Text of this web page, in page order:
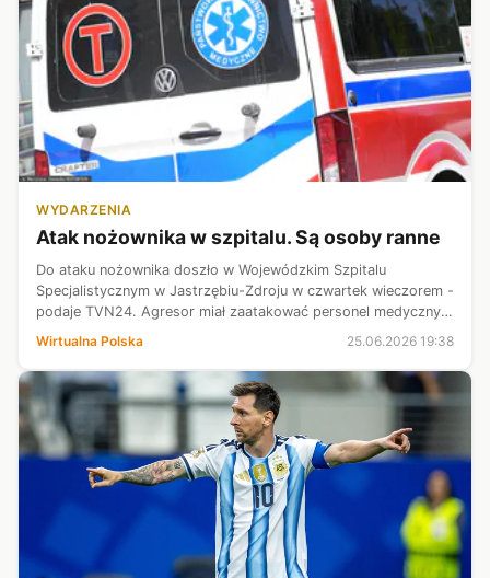
WYDARZENIA
Atak nożownika w szpitalu. Są osoby ranne
Do ataku nożownika doszło w Wojewódzkim Szpitalu
Specjalistycznym w Jastrzębiu-Zdroju w czwartek wieczorem -
podaje TVN24. Agresor miał zaatakować personel medyczny
Wirtualna Polska 25.06.2026 19:38